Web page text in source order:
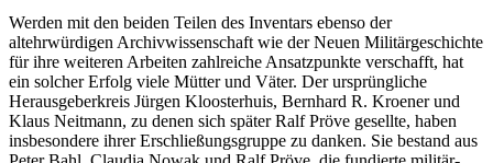
Werden mit den beiden Teilen des Inventars ebenso der
altehrwürdigen Archivwissenschaft wie der Neuen Militärgeschichte
für ihre weiteren Arbeiten zahlreiche Ansatzpunkte verschafft, hat
ein solcher Erfolg viele Mütter und Väter. Der ursprüngliche
Herausgeberkreis Jürgen Kloosterhuis, Bernhard R. Kroener und
Klaus Neitmann, zu denen sich später Ralf Pröve gesellte, haben
insbesondere ihrer Erschließungsgruppe zu danken. Sie bestand aus